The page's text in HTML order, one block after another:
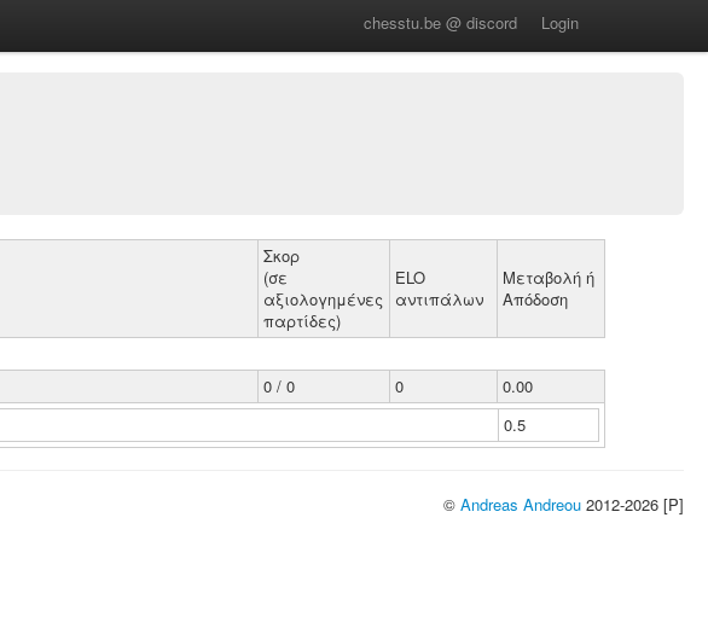
chesstu.be @ discord Login
Σκορ
(σε
αξιολογημένες
παρτίδες)
ELO
αντιπάλων
Μεταβολή ή
Απόδοση
0 / 0 0
0.00
0.5
© Andreas Andreou 2012-2026 [P]